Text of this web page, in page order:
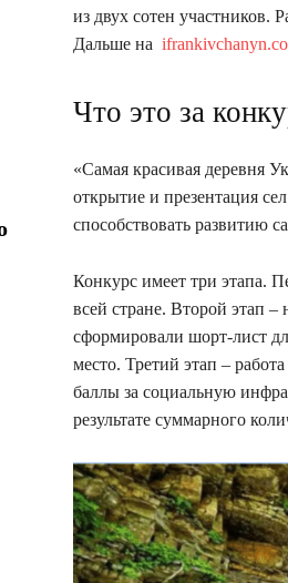
из двух сотен участников.
Дальше на
Что это за
«Самая красивая деревня
открытие и презентация
способствовать развитию
Конкурс имеет три этапа.
всей стране. Второй этап –
сформировали шорт-лист
место. Третий этап –
баллы за социальную
результате суммарного